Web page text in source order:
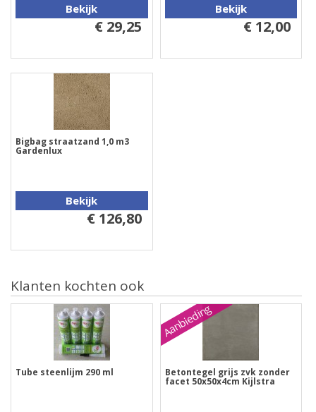
Bekijk
€ 29,25
Bekijk
€ 12,00
Bigbag straatzand 1,0 m3
Gardenlux
Bekijk
€ 126,80
Klanten kochten ook
Tube steenlijm 290 ml
Aanbieding
Betontegel grijs zvk zonder
facet 50x50x4cm Kijlstra